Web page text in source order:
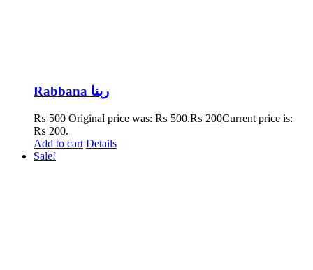
Rabbana ربنا
₨500 Original price was: ₨ 500.₨ 200Current price is:
₨ 200.
Add to cart Details
Sale!